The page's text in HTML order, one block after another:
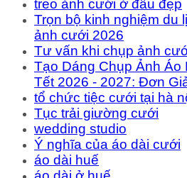
treo ảnh cưới ở đâu đẹp
Trọn bộ kinh nghiệm du
ảnh cưới 2026
Tư vấn khi chụp ảnh
Tạo Dáng Chụp Ảnh Áo
Tết 2026 - 2027: Đơn
tổ chức tiệc cưới tại hà
Tục trải giường cưới
wedding studio
Ý nghĩa của áo dài cưới
áo dài huế